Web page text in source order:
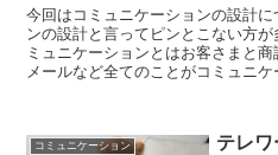
今回はコミュニケーションの設計
ンの設計と言ってピンとこない方
ミュニケーションとはお客さまと
メールなど全てのことがコミュニケ
コミュニケーション テレ